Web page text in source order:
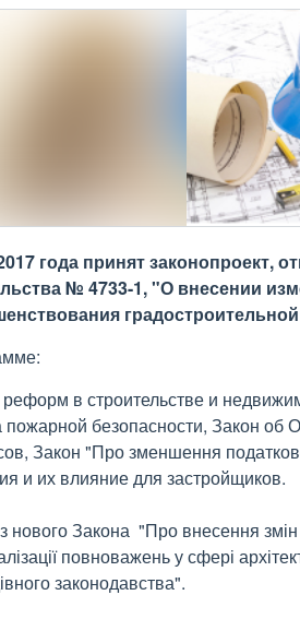
года принят законопроект,
№ 4733-1, "О внесении
в строительстве и
пожарной безопасности, Закон
Закон "Про зменшення
и их влияние для застройщиков.
нового Закона "Про внесення
повноважень у сфері
законодавства".